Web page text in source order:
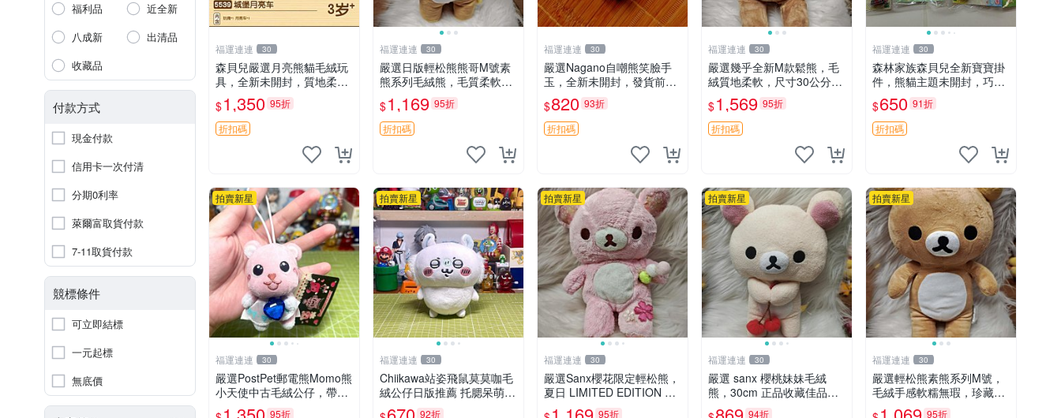
福利品
近全新
八成新
出清品
收藏品
付款方式
現金付款
信用卡一次付清
分期0利率
萊爾富取貨付款
7-11取貨付款
競標條件
可立即結標
一元起標
無底價
福運連連 30
森貝兒嚴選月亮熊貓毛絨玩
具，全新未開封，質地柔軟
適合收藏 月亮熊貓 毛絨玩
具 新款 儲倉直銷
$1,350 95折
折扣碼
福運連連 30
嚴選日版輕松熊熊哥M號素
熊系列毛絨熊，毛質柔軟，
精緻可愛，尺寸35cm，保
存狀態優異。收藏或贈送皆
為佳選。 中古 毛絨熊 毛玩
偶
$1,169 95折
折扣碼
福運連連 30
嚴選Nagano自嘲熊笑臉手
玉，全新未開封，發貨前視
頻確認，海南 廣西 貴州 嚴
選Nagano自嘲熊笑臉手
玉，全新未開封，發貨前視
頻確認，四川 重慶 內
$820 93折
折扣碼
福運連連 30
嚴選幾乎全新M款鬆熊，毛
絨質地柔軟，尺寸30公分，
做工精緻可愛，適合收藏或
贈送親友。中古使用痕跡，
手感依然優良。 鬆熊 嬰熊
毛玩偶
$1,569 95折
折扣碼
福運連連 30
森林家族森貝兒全新寶寶掛
件，熊貓主題未開封，巧克
力兔牛奶兔郁金香兔貓吉娃
娃嚴選，適合收藏 熊貓 森
林 寶寶
$650 91折
折扣碼
拍賣新星
福運連連 30
嚴選PostPet郵電熊Momo熊
小天使中古毛絨公仔，帶標
牌保存完好。絕版稀有少見
95折
拍賣新星
福運連連 30
Chiikawa站姿飛鼠莫莫咖毛
絨公仔日版推薦 托腮呆萌可
愛 15cm豆袋底部 當代嚴選
92折
拍賣新星
福運連連 30
嚴選Sanx櫻花限定輕松熊，
夏日 LIMITED EDITION 粉
色毛絨熊，背有拉鏈設計，
95折
拍賣新星
福運連連 30
嚴選 sanx 櫻桃妹妹毛絨
熊，30cm 正品收藏佳品，
手感極軟，適合贈送與收藏
94折
拍賣新星
福運連連 30
嚴選輕松熊素熊系列M號，
毛絨手感軟糯無瑕，珍藏級
做工推薦收藏，尺寸35cm
95折